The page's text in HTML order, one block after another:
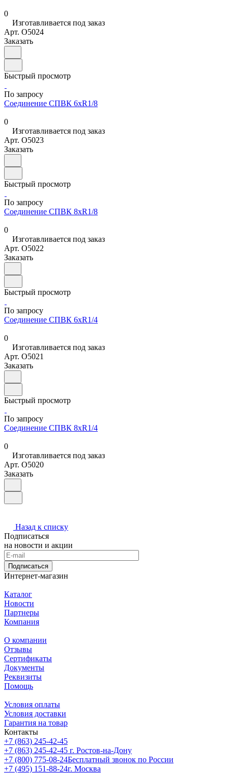
0
Изготавливается под заказ
Арт. O5024
Заказать
Быстрый просмотр
По запросу
Соединение СПВК 6хR1/8
0
Изготавливается под заказ
Арт. O5023
Заказать
Быстрый просмотр
По запросу
Соединение СПВК 8хR1/8
0
Изготавливается под заказ
Арт. O5022
Заказать
Быстрый просмотр
По запросу
Соединение СПВК 6хR1/4
0
Изготавливается под заказ
Арт. O5021
Заказать
Быстрый просмотр
По запросу
Соединение СПВК 8хR1/4
0
Изготавливается под заказ
Арт. O5020
Заказать
Назад к списку
Подписаться
на новости и акции
Подписаться
Интернет-магазин
Каталог
Новости
Партнеры
Компания
О компании
Отзывы
Сертификаты
Документы
Реквизиты
Помощь
Условия оплаты
Условия доставки
Гарантия на товар
Контакты
+7 (863) 245-42-45
+7 (863) 245-42-45 г. Ростов-на-Дону
+7 (800) 775-08-24Бесплатный звонок по России
+7 (495) 151-88-24г. Москва